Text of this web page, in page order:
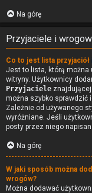
Na górę
Przyjaciele i
Co to jest lista przyjaciół
Jest to lista, którą można
witryny. Użytkownicy
Przyjaciele
można szybko sprawdzić
Zależnie od używanego
wyróżniane. Jeśli
posty przez niego
Na górę
W jaki sposób można
wrogów?
Można dodawać